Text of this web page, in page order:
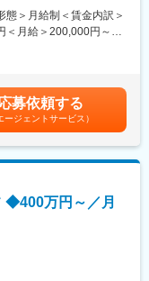
産休完備などワーク
お客様ニーズのヒアリ
を目指していく社風
客様との接し方、携帯
未経験から入社してお
て働いていた方もおり
いただけます。
自由に描けます。2年目
去には3年で店長になっ
てキャリアップできま
態＞月給制＜賃金内訳＞
＜月給＞200,000円～
でも目安の金額であ
す。月給(月額)は固定手
募依頼する
ージェントサービス）
◆400万円～／月